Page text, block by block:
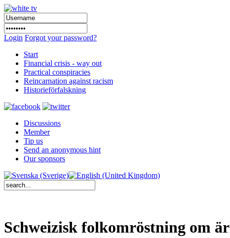
Login Forgot your password?
Start
Financial crisis - way out
Practical conspiracies
Reincarnation against racism
Historieförfalskning
Discussions
Member
Tip us
Send an anonymous hint
Our sponsors
Schweizisk folkomröstning om